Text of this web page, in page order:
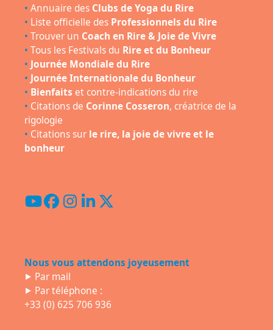
• Annuaire des Clubs de Yoga du Rire
• Liste officielle des Professionnels du Rire
• Trouver un Coach en Rire & Joie de Vivre
• Tous les Festivals du Rire et du Bonheur
• Journée Mondiale du Rire
• Journée Internationale du Bonheur
• Bienfaits et contre-indications du rire
• Citations de Corinne Cosseron, créatrice de la
rigologie
• Citations sur le rire, la joie de vivre et le
bonheur
YouTube
Facebook
Instagram
LinkedIn
Twitter
Nous vous attendons joyeusement
⯈ Par mail
⯈ Par téléphone :
+33 (0) 625 706 936